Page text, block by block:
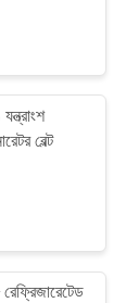
বেল্ট